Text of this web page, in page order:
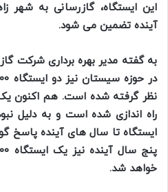
آینده تضمین می شود.
به گفته مدیر بهره برداری شرکت
راه اندازی شده است و به دلیل
ایستگاه تا سال های آینده پاسخ
خواهد شد.